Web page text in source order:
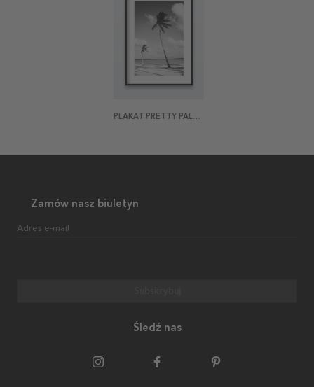
PLAKAT PRETTY PALMS
Zamów nasz biuletyn
Adres e-mail
Śledź nas